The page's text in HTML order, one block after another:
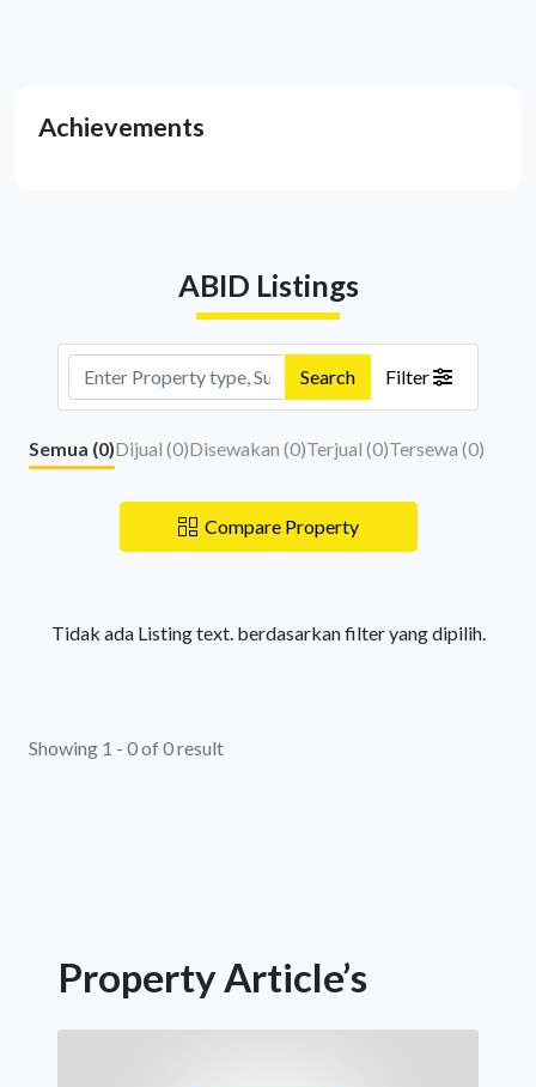
Achievements
ABID Listings
Search Filter
Semua (0)Dijual (0)Disewakan (0)Terjual (0)Tersewa (0)
Compare Property
Tidak ada Listing text. berdasarkan filter yang dipilih.
Showing 1 - 0 of 0 result
Property Article’s